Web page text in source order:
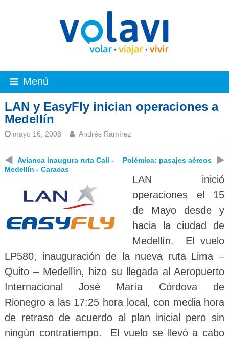
Menú
LAN y EasyFly inician operaciones a
Medellín
mayo 16, 2008 Andrés Ramírez
◀
Avianca inaugura ruta Cali -
Medellín - Caracas
Polémica: pasajes aéreos
▶
LAN inició
operaciones el 15
de Mayo desde y
hacia la ciudad de
Medellín. El vuelo
LP580, inauguración de la nueva ruta Lima –
Quito – Medellín, hizo su llegada al Aeropuerto
Internacional José María Córdova de
Rionegro a las 17:25 hora local, con media hora
de retraso de acuerdo al plan inicial pero sin
ningún contratiempo. El vuelo se llevó a cabo